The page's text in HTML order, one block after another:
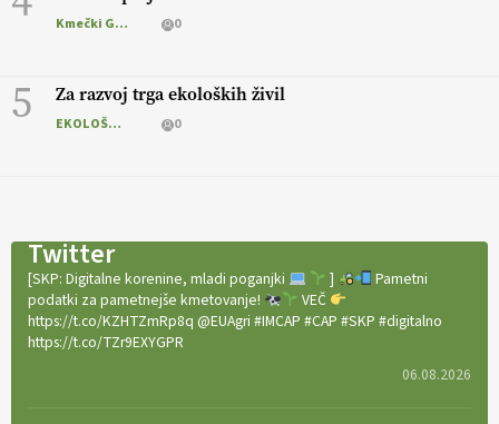
Kmečki Glas 0
5 Za razvoj trga ekoloških živil
EKOLOŠKO LOGIČNO 0
Twitter
[SKP: Digitalne korenine, mladi poganjki ]
Pametni
podatki za pametnejše kmetovanje!
VEČ
https://t.co/KZHTZmRp8q @EUAgri #IMCAP #CAP #SKP #digitalno
https://t.co/TZr9EXYGPR
06.08.2026